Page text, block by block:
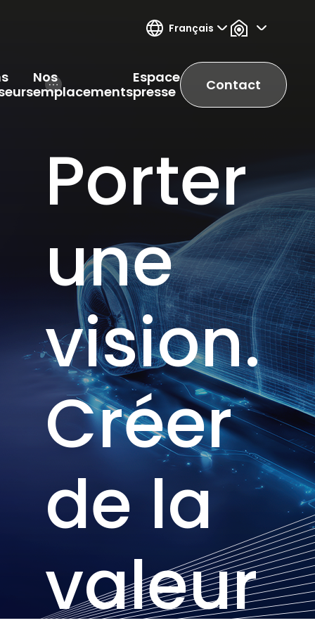
Français
Open Hamburger Menu
Nos
emplacements
Espace
presse
Contact
Porter
une
vision.
Créer
de la
valeur